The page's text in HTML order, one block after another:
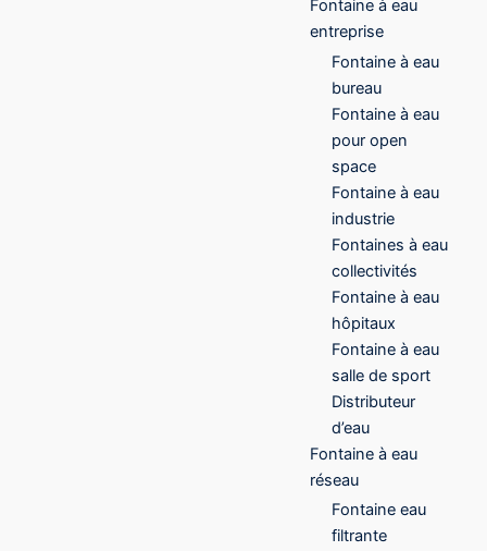
Fontaine à eau
entreprise
Fontaine à eau
bureau
Fontaine à eau
pour open
space
Fontaine à eau
industrie
Fontaines à eau
collectivités
Fontaine à eau
hôpitaux
Fontaine à eau
salle de sport
Distributeur
d’eau
Fontaine à eau
réseau
Fontaine eau
filtrante